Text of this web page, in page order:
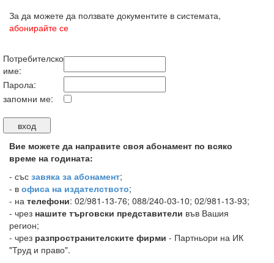
За да можете да ползвате документите в системата,
абонирайте се
Потребителско
име:
Парола:
запомни ме:
Вие можете да направите своя абонамент по всяко
време на годината:
- със завяка за абонамент;
- в офиса на издателството;
- на телефони: 02/981-13-76; 088/240-03-10; 02/981-13-93;
- чрез нашите търговски представители във Вашия
регион;
- чрез разпространителските фирми - Партньори на ИК
"Труд и право".